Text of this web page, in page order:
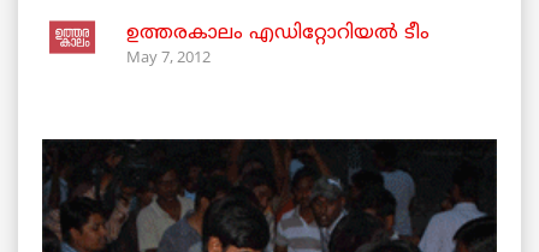
ഉത്തരകാലം എഡിറ്റോറിയല്‍ ടീം
May 7, 2012